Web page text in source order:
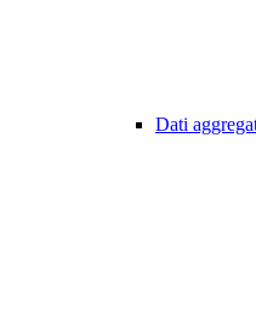
Dati